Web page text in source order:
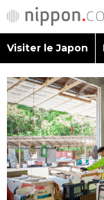
Visiter le Japon
Infos de base
Visiter le Japon